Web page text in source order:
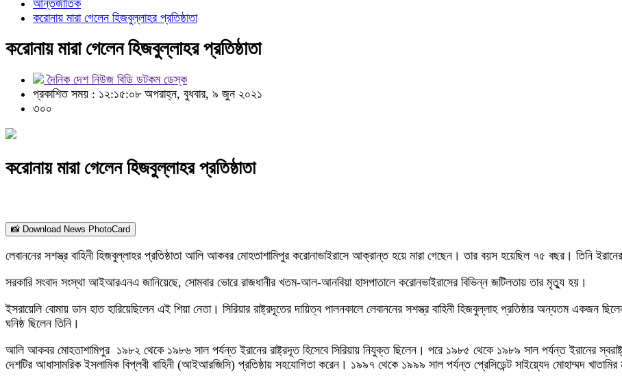
আন্তর্জাতিক
করোনায় মারা গেলেন হিজবুল্লাহর প্রতিষ্ঠাতা
করোনায় মারা গেলেন হিজবুল্লাহর প্রতিষ্ঠাতা
দৈনিক দেশ নিউজ বিডি ডটকম ডেস্ক
প্রকাশিত সময় : ১২:১৫:০৮ অপরাহ্ন, বুধবার, ৯ জুন ২০২১
৩০০
করোনায় মারা গেলেন হিজবুল্লাহর প্রতিষ্ঠাতা
📸 Download News PhotoCard
লেবাননের সশস্ত্র বাহিনী হিজবুল্লাহর প্রতিষ্ঠাতা আলি আকবর মোহতাশামিপুর করোনাভাইরাসে আক্রান্ত হয়ে মারা গেছেন। তার বয়স হয়েছিল ৭৫ বছর। তিনি
সরকারি সংবাদ সংস্থা আইআরএনএ জানিয়েছে, সোমবার ভোরে রাজধানীর খতম-আল-আনবিয়া হাসপাতালে করোনভাইরাসের বিভিন্ন জটিলতায় তার মৃত্যু হয়।
ইসরায়েলি বোমায় ডান হাত হারিয়েছিলেন এই শিয়া নেতা। সিরিয়ার রাষ্ট্রদূতের দায়িত্ব পালনকালে লেবাননের সশস্ত্র বাহিনী হিজবুল্লাহ প্রতিষ্ঠার অন্যতম একজন
ঘনিষ্ঠ ছিলেন তিনি।
আলি আকবর মোহতাশামিপুর ১৯৮২ থেকে ১৯৮৬ সাল পর্যন্ত ইরানের রাষ্ট্রদূত হিসেবে সিরিয়ায় নিযুক্ত ছিলেন। পরে ১৯৮৫ থেকে ১৯৮৯ সাল পর্যন্ত ইরানের
দেশটির আধাসামরিক ইসলামিক বিপ্লবী বাহিনী (আইআরজিসি) প্রতিষ্ঠায় সহযোগিতা করেন। ১৯৯৭ থেকে ১৯৯৯ সাল পর্যন্ত প্রেসিডেন্ট সাইয়্যেদ মোহাম্মদ খাতামির